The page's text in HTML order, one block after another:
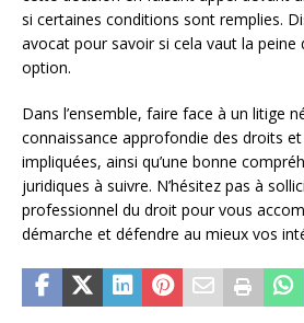
si certaines conditions sont remplies.
avocat pour savoir si cela vaut la peine
option.
Dans l’ensemble, faire face à un litige
connaissance approfondie des droits
impliquées, ainsi qu’une bonne
juridiques à suivre. N’hésitez pas à
professionnel du droit pour vous
démarche et défendre au mieux vos